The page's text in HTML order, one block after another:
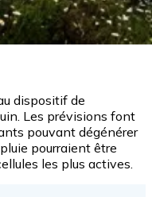
dispositif de
Les prévisions font
pouvant dégénérer
pourraient être
les plus actives.